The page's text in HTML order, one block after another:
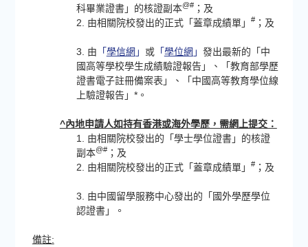
科畢業證書」的核證副本@#；及
2. 由相關院校發出的正式「蓋章成績單」
#；及
3. 由 「學信網 」 或 「學位網 」 發出最新的「中
國高等學校學生成績驗證報告」、「教育部學歷
證書電子註冊備案表」、「中國高等教育學位線
上驗證報告」*。
^內地申請人如持有香港或海外學歷，需網上提交：
1. 由相關院校發出的「學士學位證書」的核證
副本@#；及
2. 由相關院校發出的正式「蓋章成績單」
#；及
3. 由中國留學服務中心發出的「國外學歷學位
認證書」。
備註: